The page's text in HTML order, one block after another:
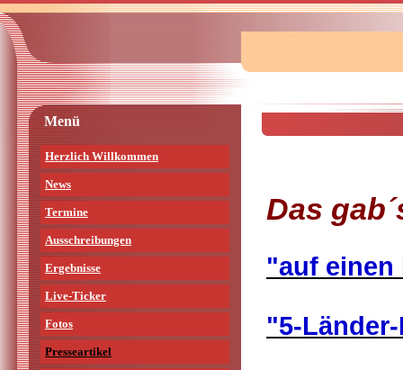
Menü
Herzlich Willkommen
News
Termine
Ausschreibungen
Ergebnisse
Live-Ticker
Fotos
Presseartikel
Das
"auf einen
"5-